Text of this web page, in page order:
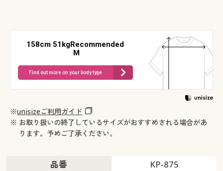
158cm 51kgRecommended
M
Find out more on your body type
※unisizeご利用ガイド
※ お取り扱いの終了しているサイズがおすすめされる場合があ
ります。予めご了承ください。
品番
KP-875